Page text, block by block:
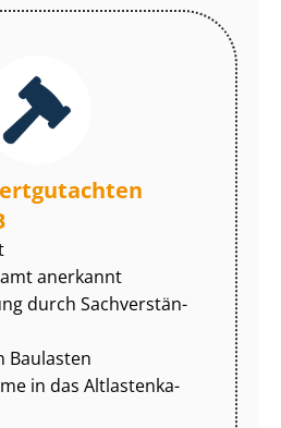
anerkannt
durch Sach­ver­stän­
Baulasten
in das Alt­las­ten­ka­